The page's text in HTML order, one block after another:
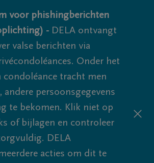
voor phishingberichten
- DELA ontvangt
valse berichten via
Onder het
condoléance tracht men
andere persoonsgegevens
te bekomen. Klik niet op
of bijlagen en controleer
DELA
acties om dit te